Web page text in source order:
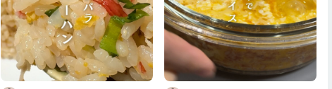
児#簡単レシピ#2児ママ